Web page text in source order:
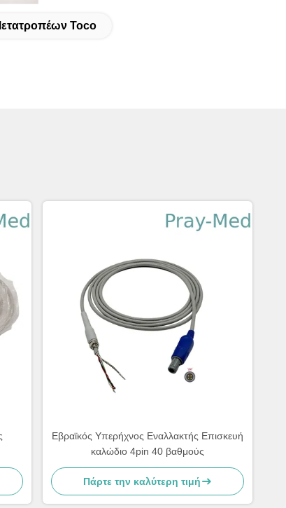
Toco
Εβραϊκός Υπερήχνος Εναλλακτής Επισκευή
καλώδιο 4pin 40 βαθμούς
Πάρτε την καλύτερη τιμή